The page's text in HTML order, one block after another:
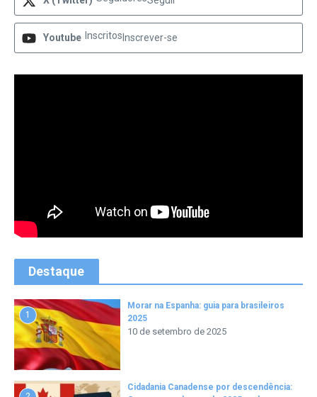
Youtube Inscritos Inscrever-se
Destaque
1
Morar na Espanha: guia para brasileiros
2025
10 de setembro de 2025
Cidadania Canadense por descendência: